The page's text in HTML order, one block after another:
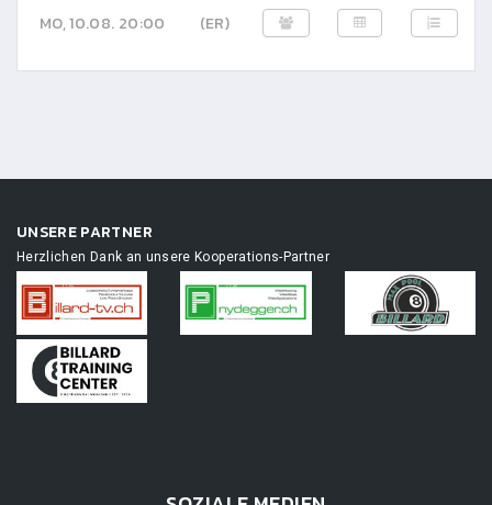
MO, 10.08. 20:00
(ER)
UNSERE PARTNER
Herzlichen Dank an unsere Kooperations-Partner